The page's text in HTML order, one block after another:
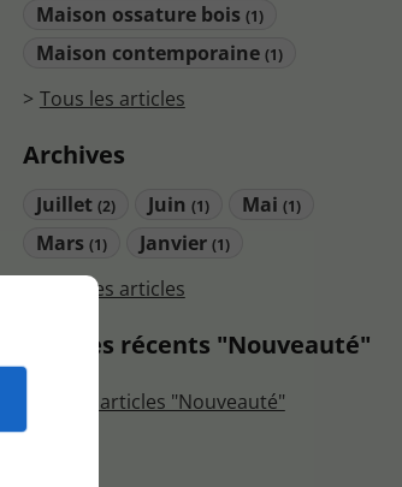
Maison ossature bois (1)
Maison contemporaine (1)
Tous les articles
Archives
Juillet (2) Juin(1) Mai(1)
Mars (1) Janvier(1)
Tous les articles
Articles récents "Nouveauté"
Plus d'articles "Nouveauté"